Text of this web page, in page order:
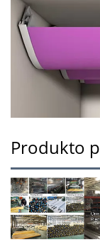
Produkto